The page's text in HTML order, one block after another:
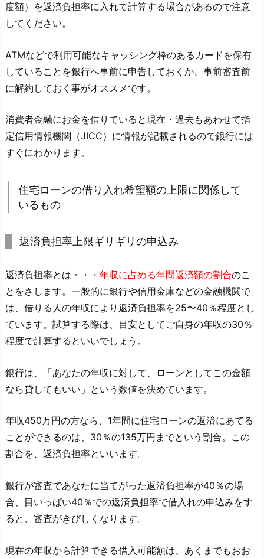
度額）を返済負担率に入れて計算する場合があるので注意
してください。
ATMなどで利用可能なキャッシング枠のあるカードを保有
していることを銀行へ事前に申告しておくか、事前審査前
に解約しておく事がオススメです。
消費者金融にお金を借りていると現在・過去もあわせて指
定信用情報機関（JICC）に情報が記載されるので銀行には
すぐにわかります。
住宅ローンの借り入れ希望額の上限に関係して
いるもの
返済負担率上限ギリギリの申込み
返済負担率とは・・・ 年収に占める年間返済額の割合のこ
とをさします。一般的に銀行や信用金庫などの金融機関で
は、借りる人の年収により返済負担率を25〜40％程度とし
ています。試算する際は、目安としてご自身の年収の30％
程度で計算するといいでしょう。
銀行は、「あなたの年収に対して、ローンとしてこの金額
なら貸してもいい」という数値を決めています。
年収450万円の方なら、1年間に住宅ローンの返済にあてる
ことができるのは、30％の135万円までという割合。この
割合を、返済負担率といいます。
銀行が審査であなたに当てがった返済負担率が40％の場
合、目いっぱい40％での返済負担率で借入れの申込みをす
ると、審査がきびしくなります。
現在の年収から計算できる借入可能額は、あくまでもおお